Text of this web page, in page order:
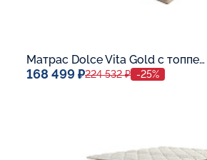
Матрас Dolce Vita Gold с топпером Latex 42
168 499 ₽224 532 ₽ -25%